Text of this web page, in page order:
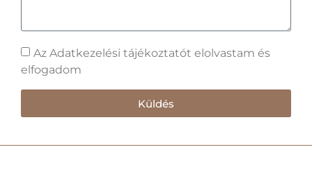
Az Adatkezelési tájékoztatót elolvastam és
elfogadom
Küldés